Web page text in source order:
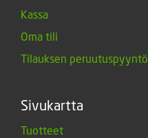
Kassa
Oma tili
Tilauksen peruutuspyyntö
Sivukartta
Tuotteet